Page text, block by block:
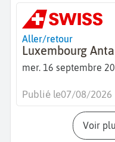
Aller/retour
Luxembourg
mer. 16 septembre
Publié le07/08/2026
Voir